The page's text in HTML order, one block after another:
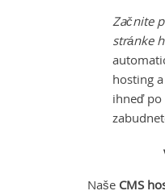
Začnite
stránke
hosting
ihneď po
Naše CMS